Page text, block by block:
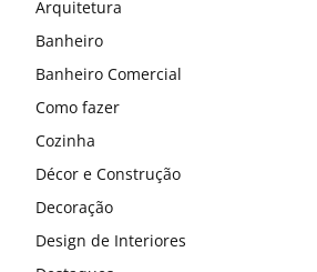
Arquitetura
Banheiro
Banheiro Comercial
Como fazer
Cozinha
Décor e Construção
Decoração
Design de Interiores